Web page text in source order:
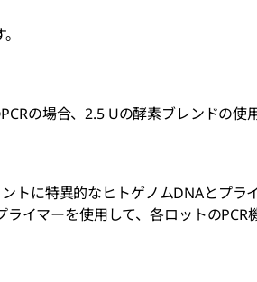
の場合、2.5 Uの酵素ブレンドの使
トに特異的なヒトゲノムDNAとプラ
イマーを使用して、各ロットのPCR